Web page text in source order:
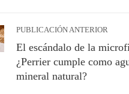
PUBLICACIÓN ANTERIOR
El escándalo de la
¿Perrier cumple como
mineral natural?